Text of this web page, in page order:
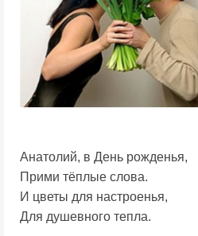
Анатолий, в День рожденья,
Прими тёплые слова.
И цветы для настроенья,
Для душевного тепла.